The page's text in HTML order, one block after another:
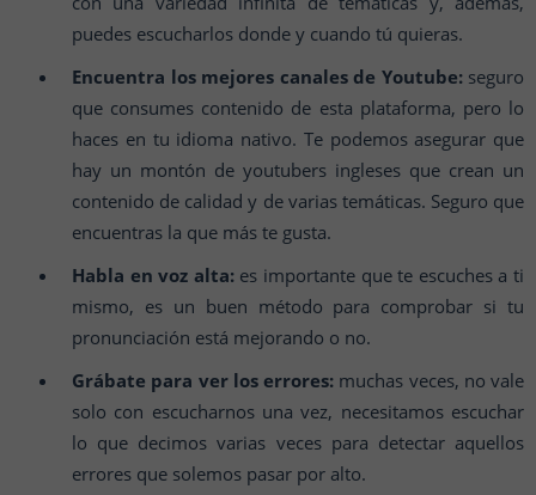
puedes escucharlos donde y cuando tú quieras.
Encuentra los mejores canales de Youtube:seguro
que consumes contenido de esta plataforma, pero lo
haces en tu idioma nativo. Te podemos asegurar que
hay un montón de youtubers ingleses que crean un
contenido de calidad y de varias temáticas. Seguro que
encuentras la que más te gusta.
Habla en voz alta:es importante que te escuches a ti
mismo, es un buen método para comprobar si tu
pronunciación está mejorando o no.
Grábate para ver los errores: muchas veces, no vale
solo con escucharnos una vez, necesitamos escuchar
lo que decimos varias veces para detectar aquellos
errores que solemos pasar por alto.